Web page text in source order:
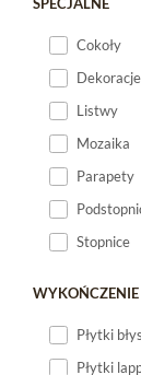
Cokoły
Dekoracje
Listwy
Mozaika
Parapety
Stopnice
WYKOŃCZENIE
Płytki
Płytki